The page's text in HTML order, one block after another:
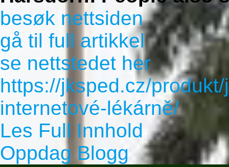
besøk nettsiden
gå til full artikkel
se nettstedet her
https://jksped.cz/
internetové-lékárně/
Les Full Innhold
Oppdag Blogg